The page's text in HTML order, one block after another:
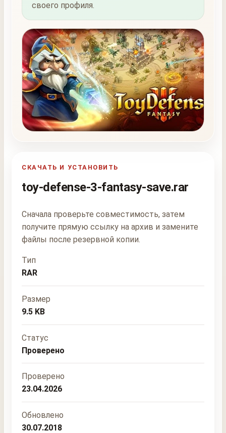
своего профиля.
СКАЧАТЬ И УСТАНОВИТЬ
toy-defense-3-fantasy-save.rar
Сначала проверьте совместимость, затем
получите прямую ссылку на архив и замените
файлы после резервной копии.
Тип
RAR
Размер
9.5 KB
Статус
Проверено
Проверено
23.04.2026
Обновлено
30.07.2018